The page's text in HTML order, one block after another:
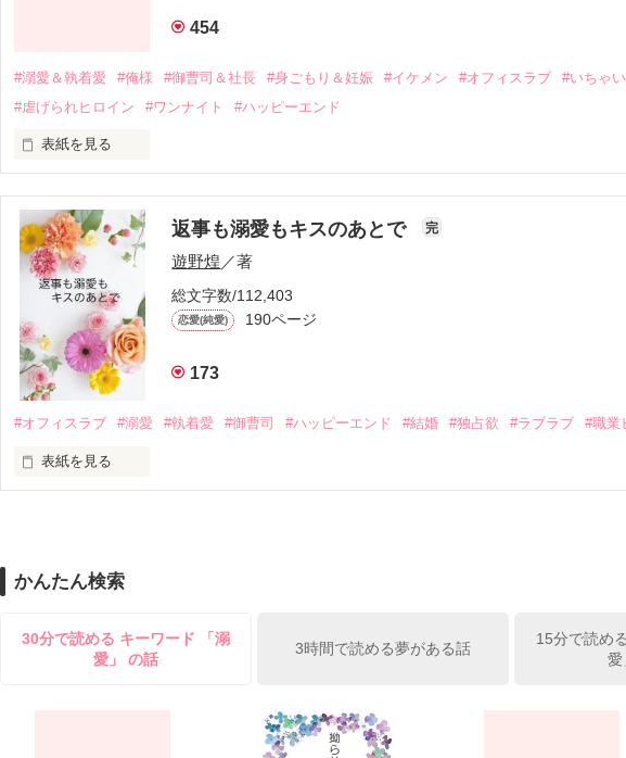
そして、ひょんなことから
酔った勢いで一夜を共にしてしまった。
さらに、美桜が初めてだと知った哲平は
『責任をとる、結婚しよう』と真っ直ぐに告げてきた。
甘やかしてくる。
そんなある日、哲平は美桜がストーカー被害に
遭っていることを知る。
美桜を守るため、哲平は同居を提案してきて――。
夏木美桜(なつきみお)
✕
鳴海哲平 (なるみてっぺい)
止まっていたはずの二人の時間が、再び動き出す。
作品を読む
454
#溺愛＆執着愛 #俺様 #御曹司＆社長 #身ごもり＆妊娠 #イケメン #オフィスラブ
#いちゃ
#虐げられヒロイン
#ワンナイト #ハッピーエンド
表紙を見る
ろ、日本人美青年と出会い、酒の勢いもあり一夜限りの関係となる。
帰国後、美桜は新しい職場でワンナイトした美青年と再会。なんと彼の正体は、とあ
も関わらず、一族を離れて起業した新進気鋭の実業家、社内でも冷徹だと評判な社長
人だったのだ――！
なぜか恭司から飼い猫の世話係を命じられた美桜は、猫の世話を口実にしばしば呼び
返事も溺愛もキスのあとで 完
遊野煌／著
総文字数/112,403
恋愛(純愛) 190ページ
173
#オフィスラブ #溺愛 #執着愛 #御曹司 #ハッピーエンド #結婚 #独占欲 #ラブラブ #職業
表紙を見る
雪瀬鷹哉（29）が『──俺と結婚してくれないか』といきなりプロポーズをしてきた上
鷹哉『宜しくな、俺の雛子』🦅
雛子『俺の……ひぃ、雛子？！！！』🐥
シゴデキで冷徹な上司が見せる素顔は、なぜか想像以上に甘くて……🐥💓🦅
かんたん検索
30分で読める キーワード 「溺
愛」 の話
3時間で読める夢がある話
15分で読め
愛